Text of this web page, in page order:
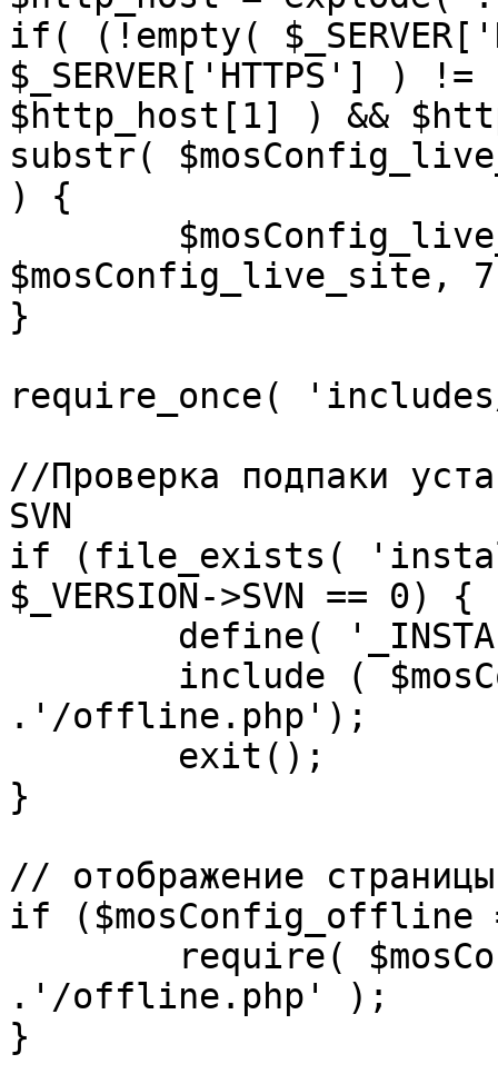
if( (!empty(
$_SERVER['HTTPS']
$http_host[1] ) &&
substr(
) {
$mosConfig_live_site,
}
require_once(
//Проверка подпаки
SVN
if (file_exists(
$_VERSION->SVN == 0) {
.'/offline.php');
}
// отображение
if ($mosConfig_offline
.'/offline.php' );
}